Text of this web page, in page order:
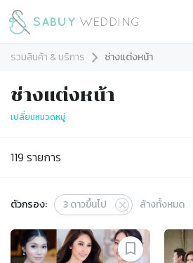
รวมสินค้า & บริการ ช่างแต่งหน้า
ช่างแต่งหน้า
เปลี่ยนหมวดหมู่
119 รายการ
ตัวกรอง: 3ดาวขึ้นไป ล้างทั้งหมด